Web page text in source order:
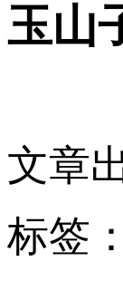
玉山
文章
标签：